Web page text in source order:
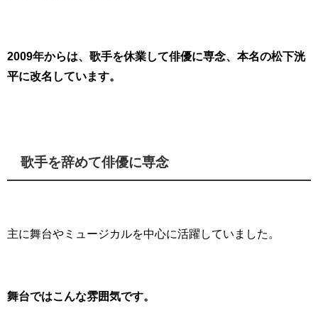
2009年からは、歌手を休業して俳優に専念、本名の松下洸
平に改名しています。
歌手を辞めて俳優に専念
主に舞台やミュージカルを中心に活躍していました。
舞台ではこんな雰囲気です。